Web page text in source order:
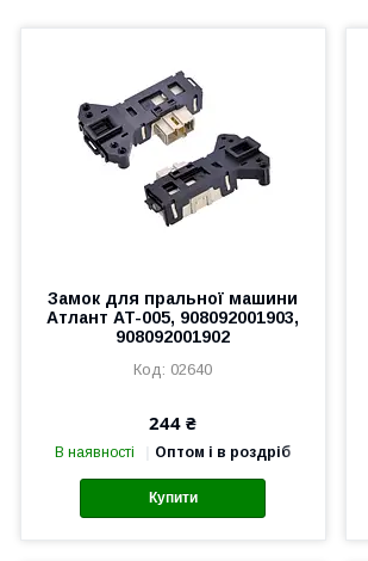
Замок для пральної машини
Атлант AT-005, 908092001903,
908092001902
02640
244 ₴
В наявності Оптом і в роздріб
Купити